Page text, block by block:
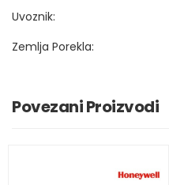
Uvoznik:
Zemlja Porekla:
Povezani Proizvodi